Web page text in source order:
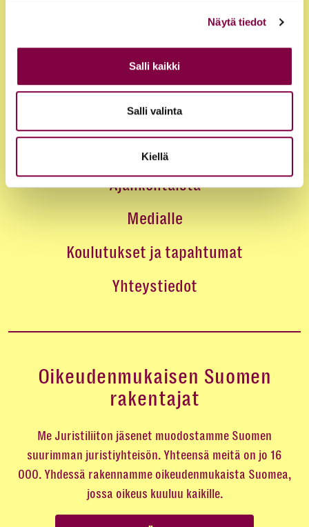
Näytä tiedot
Salli kaikki
Salli valinta
Kiellä
Jäsenyys
Edut ja palvelut
Loma-asunnot
Juristirekrytointi
Ajankohtaista
Medialle
Koulutukset ja tapahtumat
Yhteystiedot
Oikeudenmukaisen Suomen
rakentajat
Me Juristiliiton jäsenet muodostamme Suomen
suurimman juristiyhteisön. Yhteensä meitä on jo 16
000. Yhdessä rakennamme oikeudenmukaista Suomea,
jossa oikeus kuuluu kaikille.